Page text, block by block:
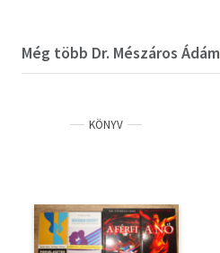
Még több Dr. Mészáros Ádám
KÖNYV